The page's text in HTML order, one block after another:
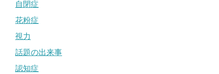
自閉症
花粉症
視力
話題の出来事
認知症